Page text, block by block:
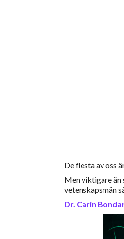
De flesta av oss
Men viktigare än
vetenskapsmän
Dr. Carin